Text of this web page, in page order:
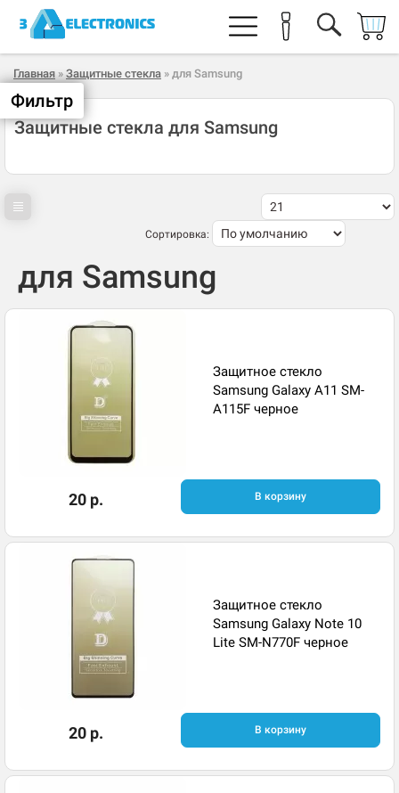
Главная » Защитные стекла » для Samsung
Защитные стекла для Samsung
Сортировка:
для Samsung
Защитное стекло
Samsung Galaxy A11 SM-
A115F черное
20 р. В корзину
Защитное стекло
Samsung Galaxy Note 10
Lite SM-N770F черное
20 р. В корзину
Фильтр